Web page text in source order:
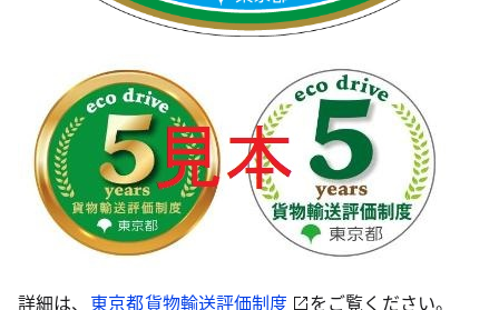
詳細は、 東京都貨物輸送評価制度 をご覧ください。